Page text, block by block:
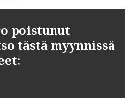
poistunut
tästä myynnissä